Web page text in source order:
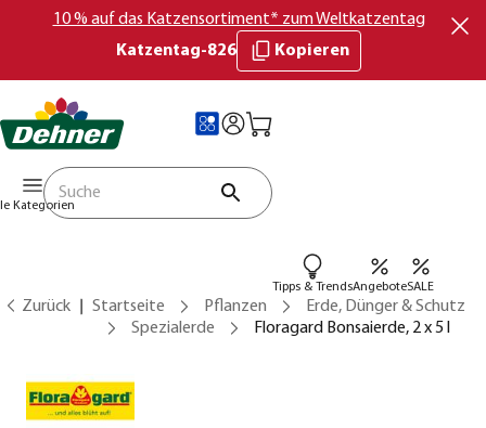
10 % auf das Katzensortiment* zum Weltkatzentag
Katzentag-826
Kopieren
Kategorien
Tipps & TrendsAngeboteSALE
Zurück Startseite Pflanzen
Erde, Dünger & Schutz
Spezialerde
Floragard Bonsaierde, 2 x 5 l